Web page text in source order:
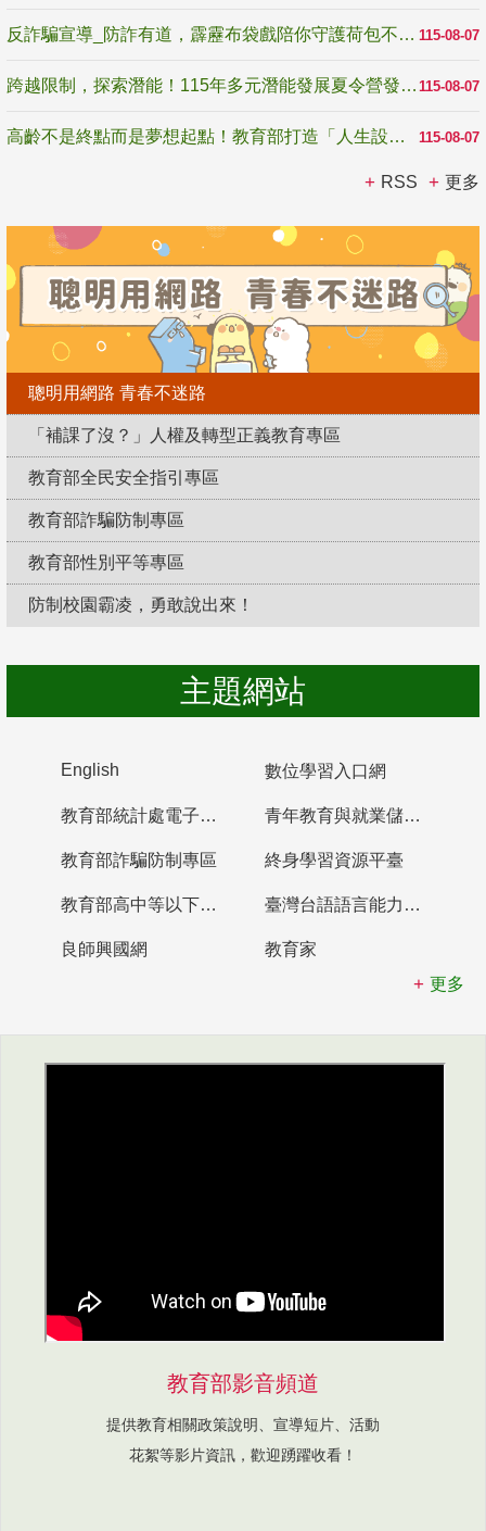
115-08-07
反詐騙宣導_防詐有道，霹靂布袋戲陪你守護荷包不受騙
115-08-07
跨越限制，探索潛能！115年多元潛能發展夏令營發掘生命無限可能
115-08-07
高齡不是終點而是夢想起點！教育部打造「人生設計夢工場」 參展第3屆高齡健康產業博覽會
RSS 更多
聰明用網路 青春不迷路
「補課了沒？」人權及轉型正義教育專區
教育部全民安全指引專區
教育部詐騙防制專區
教育部性別平等專區
防制校園霸凌，勇敢說出來！
主題網站
English 數位學習入口網
教育部統計處電子書櫃 青年教育與就業儲蓄帳戶
教育部詐騙防制專區 終身學習資源平臺
教育部高中等以下學校及幼兒園教師資格檢定考試 臺灣台語語言能力認證網站
良師興國網
教育家
更多
教育部影音頻道
提供教育相關政策說明、宣導短片、活動
花絮等影片資訊，歡迎踴躍收看！